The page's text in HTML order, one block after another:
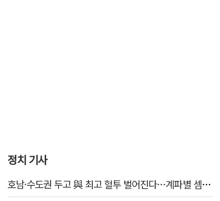
정치 기사
호남·수도권 두고 與 최고 혈투 벌어진다…계파별 셈법은?